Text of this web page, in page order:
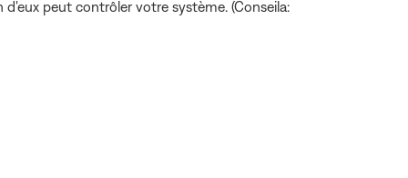
peut contrôler votre système. (Conseila: